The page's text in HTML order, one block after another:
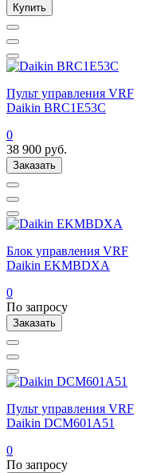
Купить
Пульт управления VRF
Daikin BRC1E53C
0
38 900 руб.
Заказать
Блок управления VRF
Daikin EKMBDXA
0
По запросу
Заказать
Пульт управления VRF
Daikin DCM601A51
0
По запросу